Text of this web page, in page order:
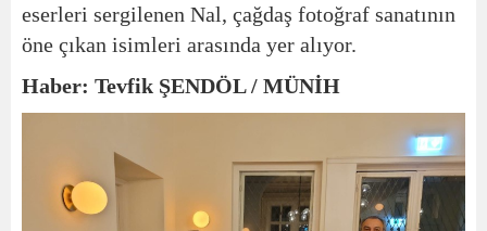
eserleri sergilenen Nal, çağdaş fotoğraf sanatının
öne çıkan isimleri arasında yer alıyor.
Haber: Tevfik ŞENDÖL / MÜNİH